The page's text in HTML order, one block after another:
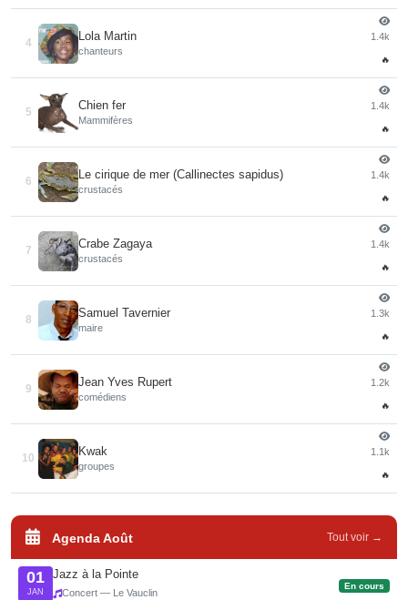
4
Lola Martin
chanteurs
1.4k
🔥
5
Chien fer
Mammifères
1.4k
🔥
6
Le cirique de mer (Callinectes sapidus)
crustacés
1.4k
🔥
7
Crabe Zagaya
crustacés
1.4k
🔥
8
Samuel Tavernier
maire
1.3k
🔥
9
Jean Yves Rupert
comédiens
1.2k
🔥
10
Kwak
groupes
1.1k
🔥
Agenda Août Tout voir →
01
JAN
Jazz à la Pointe
Concert — Le Vauclin
En cours